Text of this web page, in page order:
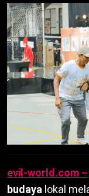
evil-world.com –
budaya lokal